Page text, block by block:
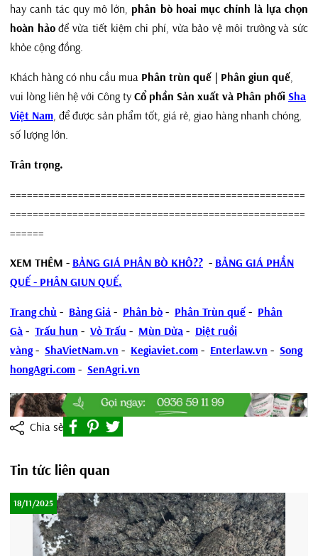
hay canh tác quy mô lớn, phân bò hoai mục chính là lựa chọn
hoàn hảođể vừa tiết kiệm chi phí, vừa bảo vệ môi trường và sức
khỏe cộng đồng.
Khách hàng có nhu cầu mua Phân trùn quế | Phân giun quế,
vui lòng liên hệ với Công ty Cổ phần Sản xuất và Phân phối Sha
Việt Nam, để được sản phẩm tốt, giá rẻ, giao hàng nhanh chóng,
số lượng lớn.
Trân trọng.
====================================================
====================================================
======
XEM THÊM - BẢNG GIÁ PHÂN BÒ KHÔ?? - BẢNG GIÁ PHẦN
QUẾ - PHÂN GIUN QUẾ.
Trang chủ - Bảng Giá - Phân bò - Phân Trùn quế - Phân
Gà - Trấu hun - Vỏ Trấu - Mùn Dừa - Diệt ruồi
vàng- ShaVietNam.vn - Kegiaviet.com - Enterlaw.vn - Song
hongAgri.com - SenAgri.vn
Chia sẻ
Tin tức liên quan
18/11/2025